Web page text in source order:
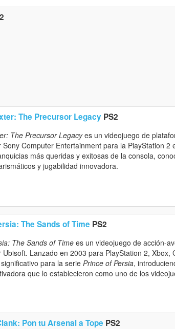
The Precursor Legacy PS2
The Precursor Legacyes un videojuego de
Sony Computer Entertainment para la PlayStation
más queridas y exitosas de la consola,
y jugabilidad innovadora.
The Sands of Time PS2
The Sands of Timees un videojuego de acción-
Ubisoft. Lanzado en 2003 para PlayStation 2,
para la seriePrince of Persia,
que lo establecieron como uno de los
Pon tu Arsenal a Tope PS2